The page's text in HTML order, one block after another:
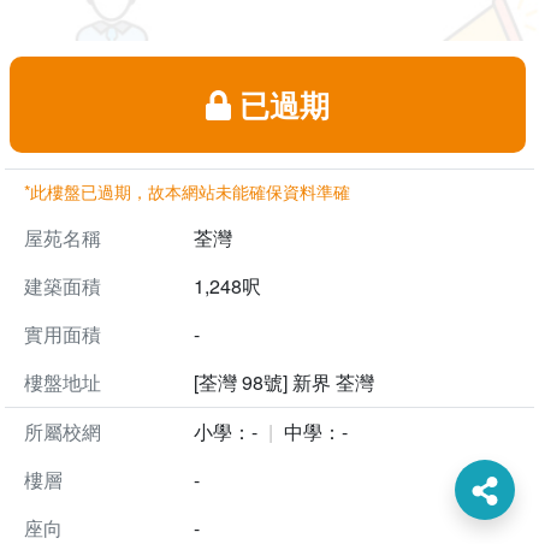
已過期
*此樓盤已過期，故本網站未能確保資料準確
屋苑名稱
荃灣
建築面積
1,248呎
實用面積
-
樓盤地址
[荃灣 98號] 新界 荃灣
所屬校網
小學：-
中學：-
樓層
-
座向
-